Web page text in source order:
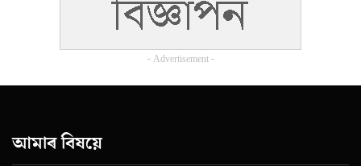
- Advertisement -
আমাৰ বিষয়ে